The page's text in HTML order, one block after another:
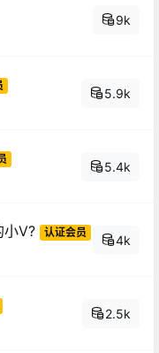
9k
5.9k
5.4k
小V?
认证会员
4k
2.5k